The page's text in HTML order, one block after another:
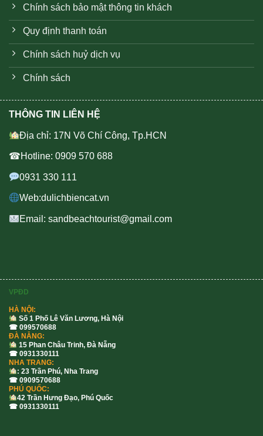
Chính sách bảo mật thông tin khách
Quy định thanh toán
Chính sách huỷ dịch vụ
Chính sách
THÔNG TIN LIÊN HỆ
Địa chỉ: 17N Võ Chí Công, Tp.HCN
☎Hotline: 0909 570 688
0931 330 111
Web:dulichbiencat.vn
Email: sandbeachtourist@gmail.com
VPĐD
HÀ NỘI:
Số 1 Phố Lê Văn Lương, Hà Nội
☎ 099570688
ĐÀ NẴNG:
15 Phan Châu Trinh, Đà Nẵng
☎ 0931330111
NHA TRANG:
: 23 Trần Phú, Nha Trang
☎ 0909570688
PHÚ QUỐC:
42 Trần Hưng Đạo, Phú Quốc
☎ 0931330111